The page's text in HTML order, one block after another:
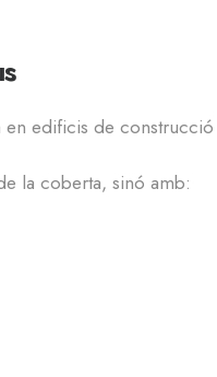
en edificis de
la coberta, sinó amb: